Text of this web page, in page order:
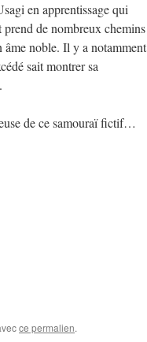
en apprentissage qui
prend de nombreux chemins
âme noble. Il y a notamment
sait montrer sa
de ce samouraï fictif…
ce permalien.